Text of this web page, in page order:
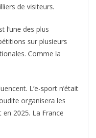
de visiteurs.
l’une des plus
sur plusieurs
Comme la
L’e-sport n’était
organisera les
2025. La France